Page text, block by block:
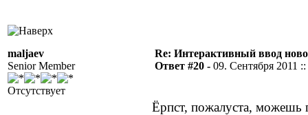
maljaev
Senior Member
Отсутствует
Re: Интерактивный ввод
Ответ #20 - 09. Сентября 2011
Ёрпст, пожалуста, можешь